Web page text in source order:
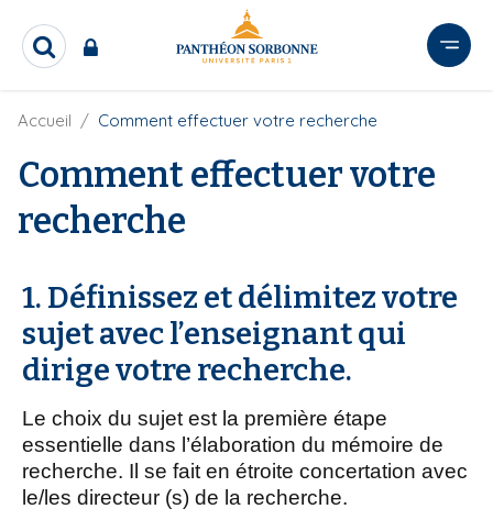
R
h
r
c
h
e
F
d
A
a
n
e
Accueil Comment effectuer votre recherche
Comment effectuer votre
recherche
1. Définissez et délimitez votre
sujet avec l’enseignant qui
dirige votre recherche.
Le choix du sujet est la première étape
essentielle dans l’élaboration du mémoire de
recherche. Il se fait en étroite concertation avec
le/les directeur (s) de la recherche.